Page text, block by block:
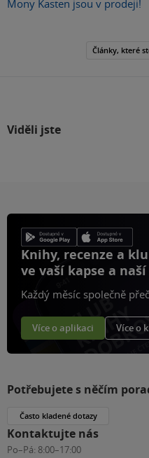
Mony Kasten jsou v prodeji!
Články, které
Viděli jste
Knihy, recenze a
ve vaší kapse a
Každý měsíc společně
Více o aplikaci Více o
Potřebujete s něčím
Často kladené dotazy
Kontaktujte nás
Po–Pá: 8:00–17:00